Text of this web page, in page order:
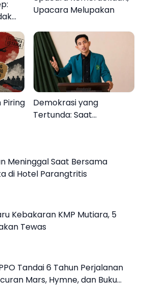
Upacara Melupakan
Piring
Demokrasi yang
Tertunda: Saat
Meninggal Saat Bersama
di Hotel Parangtritis
Kebakaran KMP Mutiara, 5
Tewas
Tandai 6 Tahun Perjalanan
Mars, Hymne, dan Buku